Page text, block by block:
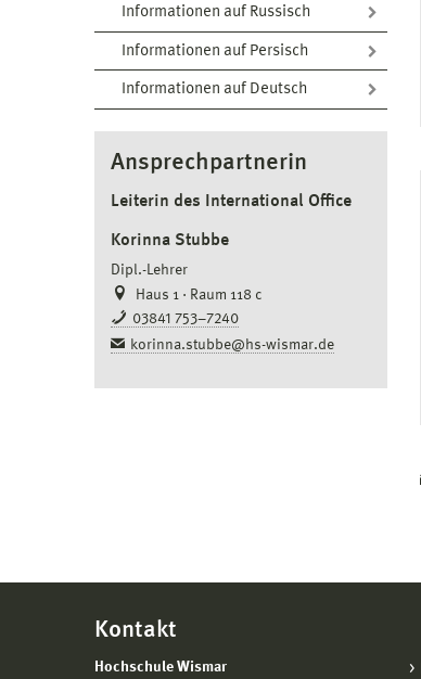
Informationen auf Russisch
Informationen auf Persisch
Informationen auf Deutsch
Ansprechpartnerin
Leiterin des International Office
Korinna Stubbe
Dipl.-Lehrer
Haus 1 · Raum 118 c
03841 753–7240
korinna.stubbe@hs-wismar.de
Kontakt
Hochschule Wismar